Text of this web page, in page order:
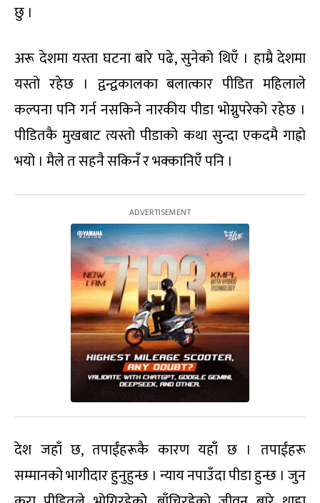
छु ।
अरू देशमा यस्ता घटना बारे पढे, सुनेको थिएँ । हाम्रै देशमा
यस्तो रहेछ । द्वन्द्वकालका बलात्कार पीडित महिलाले
कल्पना पनि गर्न नसकिने नारकीय पीडा भोग्नुपरेको रहेछ ।
पीडितकै मुखबाट त्यस्तो पीडाको कथा सुन्दा एकदमै गाह्रो
भयो । मैले त सहनै सकिनँ र भक्कानिएँ पनि ।
देश जहाँ छ, तपाईंहरूकै कारण यहाँ छ । तपाईंहरू
सम्मानको भागीदार हुनुहुन्छ । न्याय नपाउँदा पीडा हुन्छ । जुन